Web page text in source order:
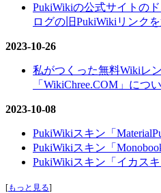
PukiWikiの公式サイトの
ログの旧PukiWikiリンク
2023-10-26
私がつくった無料Wikiレ
「WikiChree.COM」につ
2023-10-08
PukiWikiスキン「
PukiWikiスキン「
PukiWikiスキン「イカスキ
[もっと見る]